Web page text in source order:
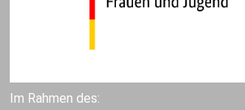
Im Rahmen des: